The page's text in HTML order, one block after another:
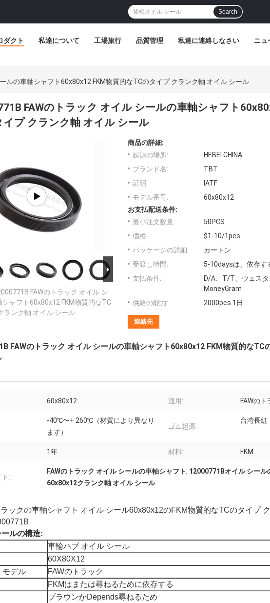
Search
ダクト 私達について 工場旅行 品質管理 私達に連絡しなさい ニュ
ルの車軸シャフト60x80x12 FKM物質的なTCのタイプ クランク軸 オイル シール
FAWのトラック オイル シールの車軸シャフト
イプ クランク軸 オイル シール
FAWのトラック オイル シ
シャフト60x80x12 FKM物質的なTC
ランク軸 オイル シール
商品の詳細:
起源の場所:
HEBEI.CHINA
ブランド名:
TBT
証明:
IATF
モデル番号:
60x80x12
お支払配送条件:
最小注文数量:
50PCS
価格:
$1-10/1pcs
パッケージの詳細:
カートン
受渡し時間:
5-10daysは、依存す
支払条件:
D/A、T/T、ウェスタ
MoneyGram
供給の能力:
2000pcs 1日
連絡先
FAWのトラック オイル シールの車軸シャフト60x80x12 FKM物質的なTC
60x80x12 適用: FAWのト
-40℃〜+ 260℃（材質により異なり
ます）
ゴム起源:
台湾長紅
1年 材料: FKM
:
FAWのトラック オイル シールの車軸シャフト, 12000771Bオイル シール
60x80x12クランク軸 オイル シール
ラックの車軸シャフト オイル シール60x80x12のFKM物質的なTCのタイプ
ルの構造:
車輪ハブ オイル シール
60X80X12
モデル
FAWのトラック
FKMはまたは尋ねるために依存する
ブラウンかDepends尋ねるため